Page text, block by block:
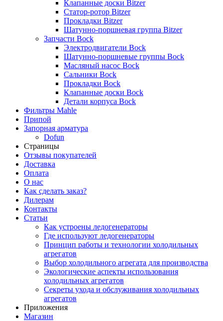
Клапанные доски Bitzer
Статор-ротор Bitzer
Прокладки Bitzer
Шатунно-поршневая группа Bitzer
Запчасти Bock
Электродвигатели Bock
Шатунно-поршневые группы Bock
Масляный насос Bock
Сальники Bock
Прокладки Bock
Клапанные доски Bock
Детали корпуса Bock
Фильтры Mahle
Припой
Запорная арматура
Dofun
Страницы
Отзывы покупателей
Доставка
Оплата
О нас
Как сделать заказ?
Дилерам
Контакты
Статьи
Как устроены ледогенераторы
Где используют ледогенераторы
Принцип работы и технологии холодильных
агрегатов
Выбор холодильного агрегата для производства
Экологические аспекты использования
холодильных агрегатов
Секреты ухода и обслуживания холодильных
агрегатов
Приложения
Магазин